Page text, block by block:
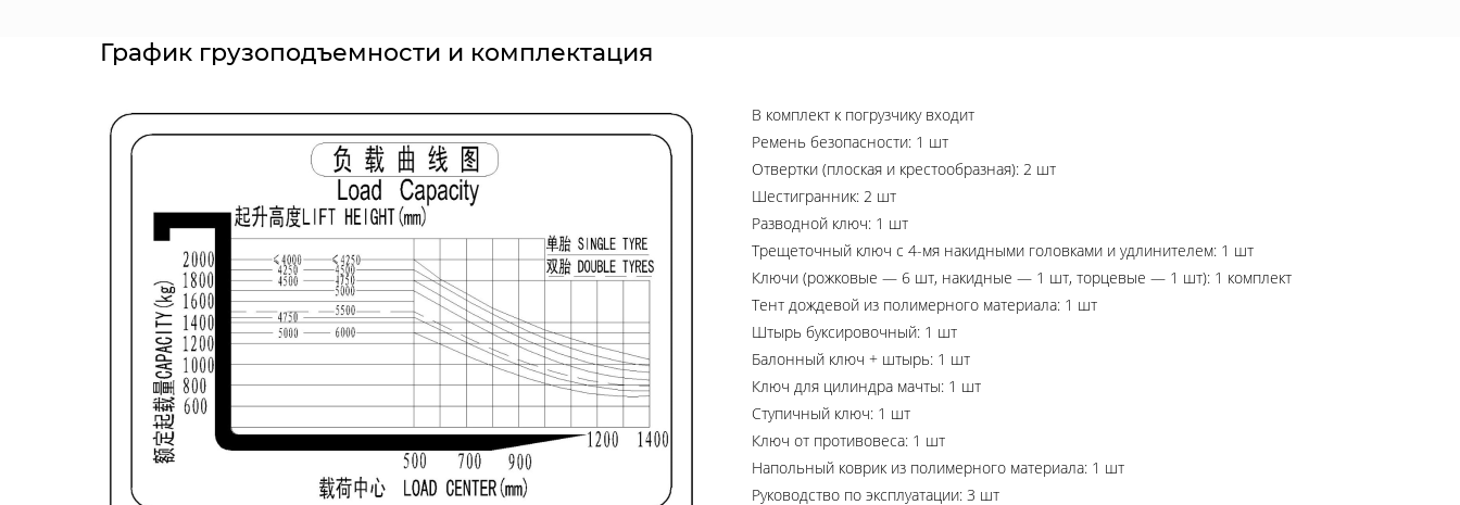
График грузоподъемности и комплектация
В комплект к погрузчику входит
Ремень безопасности: 1 шт
Отвертки (плоская и крестообразная): 2 шт
Шестигранник: 2 шт
Разводной ключ: 1 шт
Трещеточный ключ с 4-мя накидными головками и удлинителем: 1 шт
Ключи (рожковые — 6 шт, накидные — 1 шт, торцевые — 1 шт): 1 комплект
Тент дождевой из полимерного материала: 1 шт
Штырь буксировочный: 1 шт
Балонный ключ + штырь: 1 шт
Ключ для цилиндра мачты: 1 шт
Ступичный ключ: 1 шт
Ключ от противовеса: 1 шт
Напольный коврик из полимерного материала: 1 шт
Руководство по эксплуатации: 3 шт